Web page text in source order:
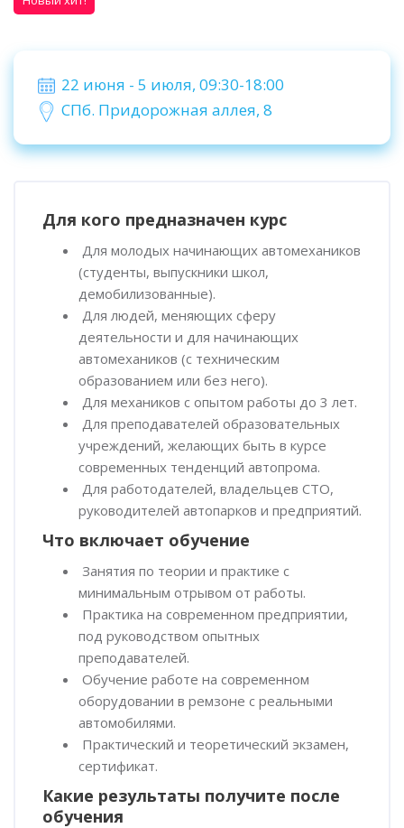
Пропустить [Cocoon] Пользовательский HTML
22 июня - 5 июля, 09:30-18:00
СПб. Придорожная аллея, 8
Для кого предназначен курс
Для молодых начинающих автомехаников
(студенты, выпускники школ,
демобилизованные).
Для людей, меняющих сферу
деятельности и для начинающих
автомехаников (с техническим
образованием или без него).
Для механиков с опытом работы до 3 лет.
Для преподавателей образовательных
учреждений, желающих быть в курсе
современных тенденций автопрома.
Для работодателей, владельцев СТО,
руководителей автопарков и предприятий.
Что включает обучение
Занятия по теории и практике с
минимальным отрывом от работы.
Практика на современном предприятии,
под руководством опытных
преподавателей.
Обучение работе на современном
оборудовании в ремзоне с реальными
автомобилями.
Практический и теоретический экзамен,
сертификат.
Какие результаты получите после
обучения